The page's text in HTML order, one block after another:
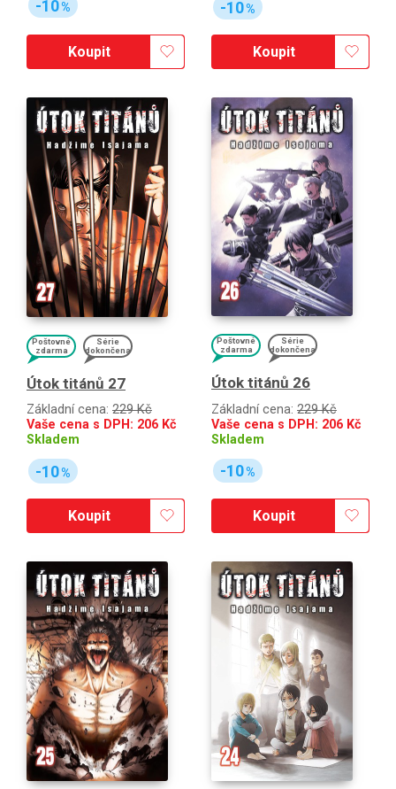
-10%
Koupit
-10%
Koupit
Poštovné
zdarma
Série
dokončena
Útok titánů 27
Základní cena: 229 Kč
Vaše cena s DPH: 206 Kč
Skladem
-10%
Koupit
Poštovné
zdarma
Série
dokončena
Útok titánů 26
Základní cena: 229 Kč
Vaše cena s DPH: 206 Kč
Skladem
-10%
Koupit